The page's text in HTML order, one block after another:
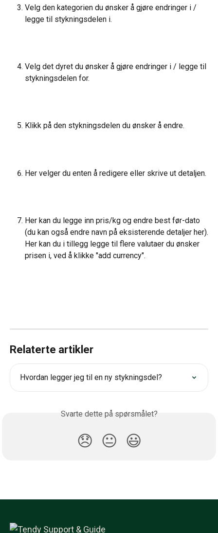
Velg den kategorien du ønsker å gjøre endringer i /
legge til stykningsdelen i.
Velg det dyret du ønsker å gjøre endringer i / legge til
stykningsdelen for.
Klikk på den stykningsdelen du ønsker å endre.
Her velger du enten å redigere eller skrive ut detaljen.
Her kan du legge inn pris/kg og endre best før-dato
(du kan også endre navn på eksisterende detaljer her).
Her kan du i tillegg legge til flere valutaer du ønsker
prisen i, ved å klikke "add currency".
Relaterte artikler
Hvordan legger jeg til en ny stykningsdel?
Svarte dette på spørsmålet?
😞 😐 😃